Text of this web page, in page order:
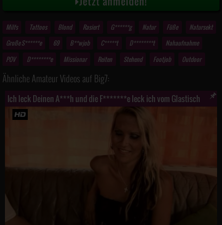
Milfs Tattoos Blond Rasiert G******g Natur Füße
Natursekt
Große S******e
69 B**wjob C*****t D********t
Nahaufnahme
POV
D********e Missionar Reiten Stehend Footjob Outdoor
Ähnliche Amateur Videos auf Big7:
Ich leck Deinen A***h und die F*******e leck ich vom Glastisch